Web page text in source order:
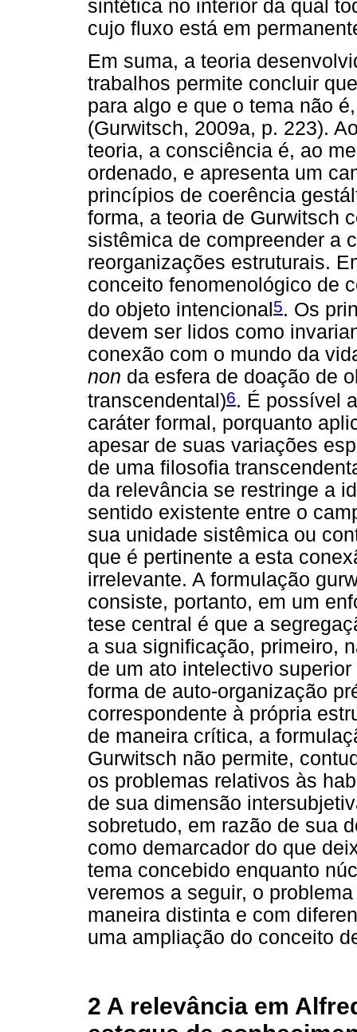
sintética no interior da qual
cujo fluxo está em
Em suma, a teoria
trabalhos permite concluir
para algo e que o tema não
(Gurwitsch, 2009a, p. 223).
teoria, a consciência é, ao
ordenado, e apresenta um
princípios de coerência
forma, a teoria de Gurwitsch
sistêmica de compreender a
reorganizações estruturais.
conceito fenomenológico de
do objeto intencional5. Os
devem ser lidos como
conexão com o mundo da
non da esfera de doação de
transcendental)6. É possível
caráter formal, porquanto
apesar de suas variações
de uma filosofia
da relevância se restringe a
sentido existente entre o
sua unidade sistêmica ou
que é pertinente a esta
irrelevante. A formulação
consiste, portanto, em um
tese central é que a
a sua significação, primeiro,
de um ato intelectivo
forma de auto-organização
correspondente à própria
de maneira crítica, a
Gurwitsch não permite,
os problemas relativos às
de sua dimensão
sobretudo, em razão de sua
como demarcador do que
tema concebido enquanto
veremos a seguir, o
maneira distinta e com
uma ampliação do conceito
2 A relevância em